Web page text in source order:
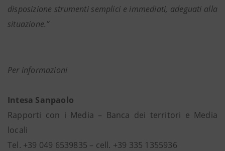
disposizione strumenti semplici e immediati, adeguati alla
situazione.”
Per informazioni
Intesa Sanpaolo
Rapporti con i Media – Banca dei territori e Media
locali
Tel. +39 049 6539835 – cell. +39 335 1355936